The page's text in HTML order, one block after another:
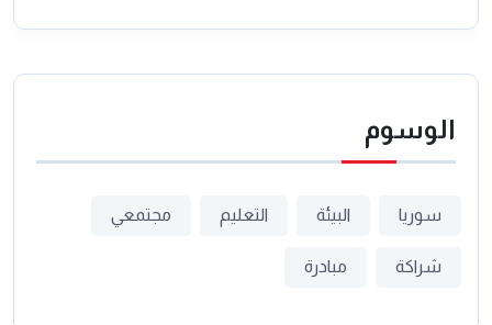
الوسوم
سوريا البيئة التعليم مجتمعي
شراكة مبادرة